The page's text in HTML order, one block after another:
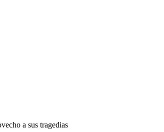
a sus tragedias